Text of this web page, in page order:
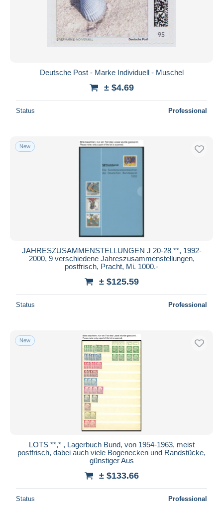
Deutsche Post - Marke Individuell - Muschel
± $4.69
Status Professional
New
JAHRESZUSAMMENSTELLUNGEN J 20-28 **, 1992-
2000, 9 verschiedene Jahreszusammenstellungen,
postfrisch, Pracht, Mi. 1000.-
± $125.59
Status Professional
New
LOTS **,* , Lagerbuch Bund, von 1954-1963, meist
postfrisch, dabei auch viele Bogenecken und Randstücke,
günstiger Aus
± $133.66
Status Professional